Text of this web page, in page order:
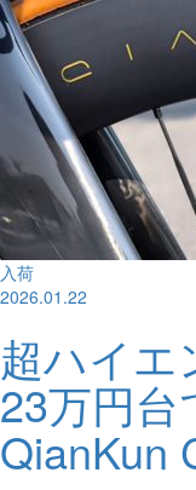
入荷
2026.01.22
超ハイエ
23万円台
QianKun